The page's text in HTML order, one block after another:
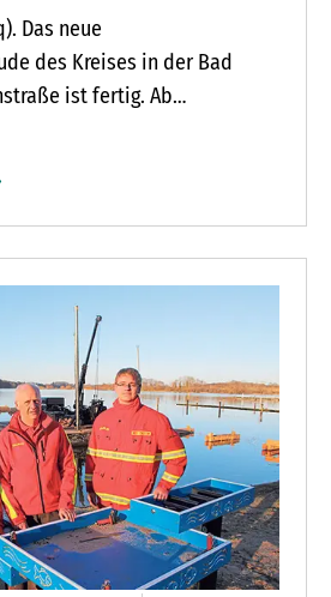
Das neue
des Kreises in der Bad
ist fertig. Ab
Objekt
entstanden“,
Jan Peter Schröder bei
Voss eine symbolische
können alle Türen